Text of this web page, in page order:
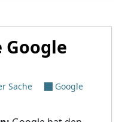
Google
Sache
Google